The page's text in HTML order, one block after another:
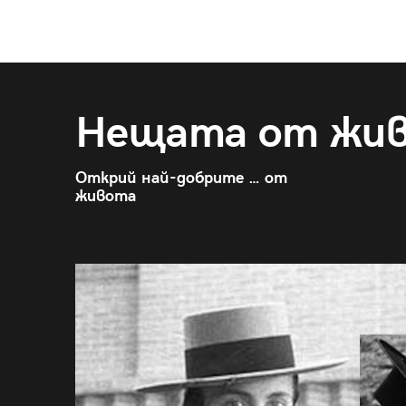
Нещата от
Открий най-добрите … от
живота